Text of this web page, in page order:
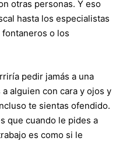
otras personas. Y eso
hasta los especialistas
o los
pedir jamás a una
alguien con cara y ojos y
te sientas ofendido.
que cuando le pides a
es como si le